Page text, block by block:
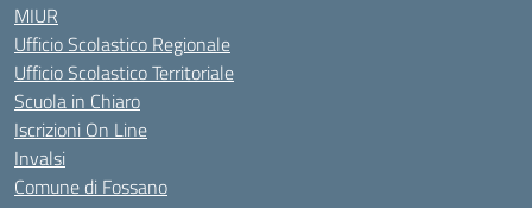
MIUR
Ufficio Scolastico Regionale
Ufficio Scolastico Territoriale
Scuola in Chiaro
Iscrizioni On Line
Invalsi
Comune di Fossano